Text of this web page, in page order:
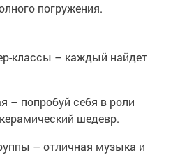
погружения.
классы – каждый найдет
– попробуй себя в роли
шедевр.
– отличная музыка и